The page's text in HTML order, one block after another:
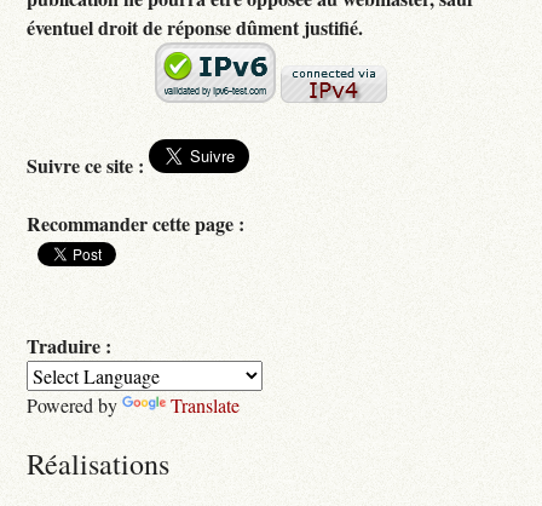
éventuel droit de réponse dûment justifié.
Suivre ce site :
Recommander cette page :
Traduire :
Powered by Translate
Réalisations